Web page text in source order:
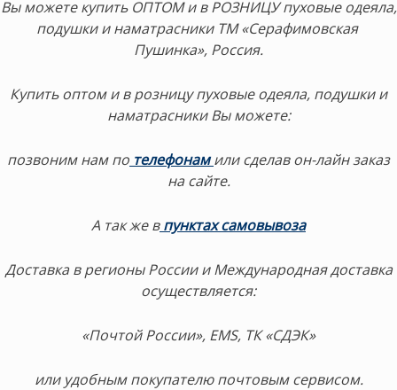
Вы можете купить ОПТОМ и в РОЗНИЦУ пуховые одеяла,
подушки и наматрасники ТМ «Серафимовская
Пушинка», Россия.
Купить оптом и в розницу пуховые одеяла, подушки и
наматрасники Вы можете:
позвоним нам по телефонам или сделав он-лайн заказ
на сайте.
А так же в пунктах самовывоза
Доставка в регионы России и Международная доставка
осуществляется:
«Почтой России», EMS, ТК «СДЭК»
или удобным покупателю почтовым сервисом.